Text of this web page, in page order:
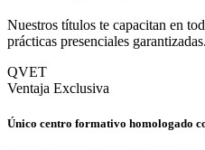
Nuestros títulos te capacitan en
prácticas presenciales garantizadas.
QVET
Ventaja Exclusiva
Único centro formativo homologado